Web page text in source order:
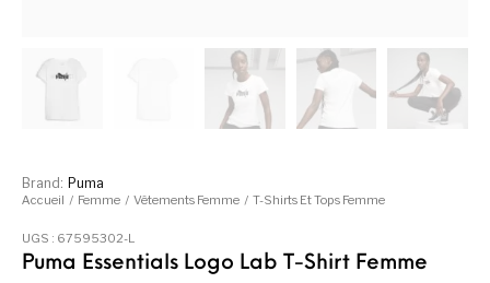
Accueil / Femme / Vêtements Femme / T-Shirts Et Tops Femme
Puma Essentials Logo Lab T-Shirt Femme
UGS : 67595302-L
Brand: Puma